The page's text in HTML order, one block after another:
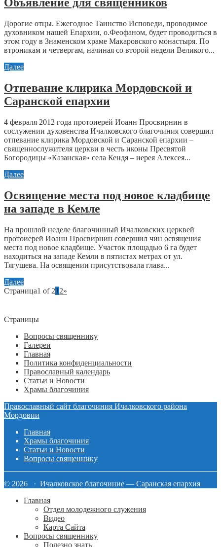
Дорогие отцы. Ежегодное Таинство Исповеди, проводимое
духовником нашей Епархии, о.Феофаном, будет проводиться в
этом году в Знаменском храме Макаровского монастыря. По
втроникам и четвергам, начиная со второй недели Великого...
Далее
Отпевание клирика Мордовской и
Саранской епархии
4 февраля 2012 года протоиерей Иоанн Просвирнин в
сослужении духовенства Ичалковского благочиния совершил
отпевание клирика Мордовской и Саранской епархии –
священнослужителя церкви в честь иконы Пресвятой
Богородицы «Казанская» села Кендя – иерея Алексея...
Далее
Освящение места под новое кладбище
на западе в Кемле
На прошлой неделе благочинный Ичалковских церквей
протоиерей Иоанн Просвирнин совершил чин освящения
места под новое кладбище. Участок площадью 6 га будет
находиться на западе Кемли в пятистах метрах от ул.
Тягушева. На освящении присутствовала глава...
Далее
Страница1 of 21 2»
Страницы
Вопросы священнику
Галереи
Главная
Политика конфиденциальности
Православный календарь
Статьи и Новости
Храмы благочиния
Православный сайт благочиния Ичалковского района
Мордовии
Главная
Храмы благочиния
Статьи и Новости
Вопросы священнику
© 2026 · Ичалковское благочиние — Саранская епархия
Главная
Отдел молодежного служения
Видео
Карта Сайта
Вопросы священнику
Полезно знать